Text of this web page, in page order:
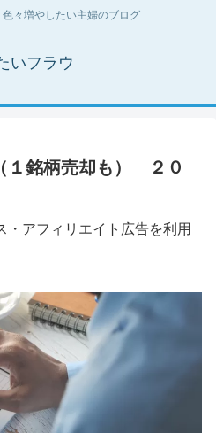
々増やしたい主婦のブログ
いフラウ
１銘柄売却も） ２０
アフィリエイト広告を利用